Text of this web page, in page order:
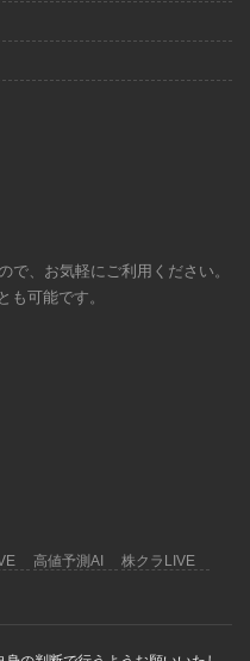
で、お気軽にご利用ください。
も可能です。
高値予測AI 株クラLIVE